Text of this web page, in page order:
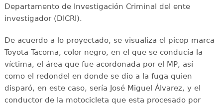
Departamento de Investigación Criminal del ente
investigador (DICRI).
De acuerdo a lo proyectado, se visualiza el picop marca
Toyota Tacoma, color negro, en el que se conducía la
víctima, el área que fue acordonada por el MP, así
como el redondel en donde se dio a la fuga quien
disparó, en este caso, sería José Miguel Álvarez, y el
conductor de la motocicleta que esta procesado por